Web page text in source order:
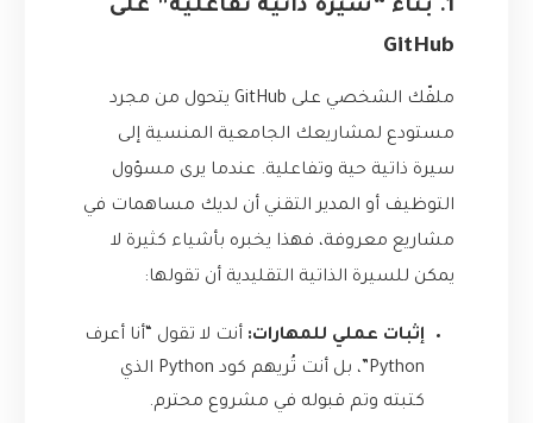
1. بناء “سيرة ذاتية تفاعلية” على
GitHub
ملفّك الشخصي على GitHub يتحول من مجرد
مستودع لمشاريعك الجامعية المنسية إلى
سيرة ذاتية حية وتفاعلية. عندما يرى مسؤول
التوظيف أو المدير التقني أن لديك مساهمات في
مشاريع معروفة، فهذا يخبره بأشياء كثيرة لا
يمكن للسيرة الذاتية التقليدية أن تقولها:
إثبات عملي للمهارات: أنت لا تقول “أنا أعرف
Python”، بل أنت تُريهم كود Python الذي
كتبته وتم قبوله في مشروع محترم.